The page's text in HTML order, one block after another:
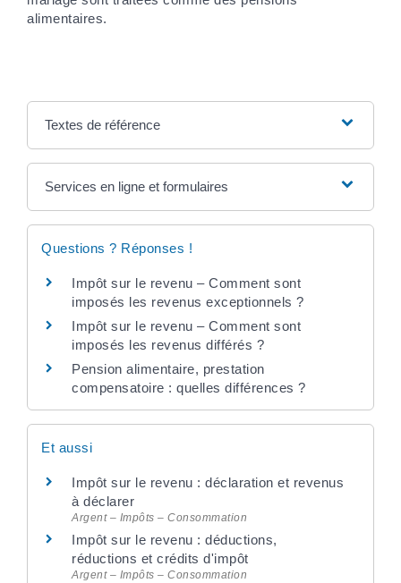
alimentaires.
Textes de référence
Services en ligne et formulaires
Questions ? Réponses !
Impôt sur le revenu – Comment sont
imposés les revenus exceptionnels ?
Impôt sur le revenu – Comment sont
imposés les revenus différés ?
Pension alimentaire, prestation
compensatoire : quelles différences ?
Et aussi
Impôt sur le revenu : déclaration et revenus
à déclarer
Argent – Impôts – Consommation
Impôt sur le revenu : déductions,
réductions et crédits d'impôt
Argent – Impôts – Consommation